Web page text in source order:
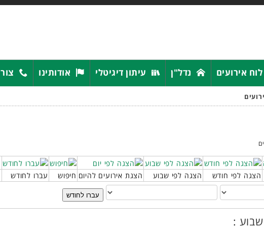
לוח אירועים נדל"ן עיתון דיגיטלי אודותינו
הצגה לפי חודש הצגה לפי שבוע הצגת אירועים להיום חיפוש
עברו לחודש
עברו לחודש
: